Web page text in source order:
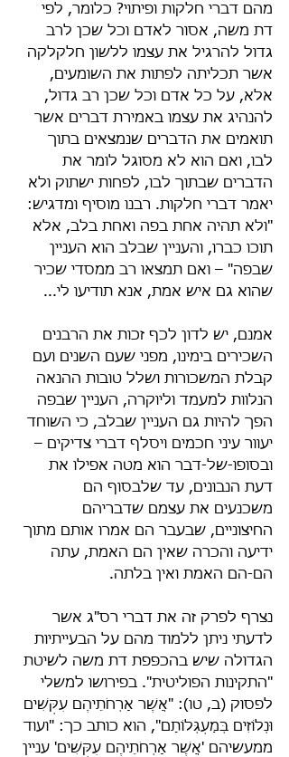
מהם דברי חלקות ופיתוי? כלומר, לפי
דת משה, אסור לאדם וכל שכן לרב
גדול להרגיל את עצמו ללשון חלקלקה
אשר תכליתה לפתות את השומעים,
אלא, על כל אדם וכל שכן רב גדול,
להנהיג את עצמו באמירת דברים אשר
תואמים את הדברים שנמצאים בתוך
לבו, ואם הוא לא מסוגל לומר את
הדברים שבתוך לבו, לפחות ישתוק ולא
יאמר דברי חלקות. רבנו מוסיף ומדגיש:
"ולא תהיה אחת בפה ואחת בלב, אלא
תוכו כברו, והעניין שבלב הוא העניין
שבפה" – ואם תמצאו רב ממסדי שכיר
שהוא גם איש אמת, אנא תודיעו לי...
אמנם, יש לדון לכף זכות את הרבנים
השכירים בימינו, מפני שעם השנים ועם
קבלת המשכורות ושלל טובות ההנאה
הנלוות למעמד וליוקרה, העניין שבפה
הפך להיות גם העניין שבלב, כי השוחד
יעוור עיני חכמים ויסלף דברי צדיקים –
ובסופו-של-דבר הוא מטה אפילו את
דעת הנבונים, עד שלבסוף הם
משכנעים את עצמם שדבריהם
החיצוניים, שבעבר הם אמרו אותם מתוך
ידיעה והכרה שאין הם האמת, עתה
הם-הם האמת ואין בלתה.
נצרף לפרק זה את דברי רס"ג אשר
לדעתי ניתן ללמוד מהם על הבעייתיות
הגדולה שיש בהכפּפת דת משה לשיטת
"התקינות הפוליטית". בפירושו למשלי
לפסוק (ב, טו): "אֲשֶׁר אָרְחֹתֵיהֶם עִקְּשִׁים
וּנְלוֹזִים בְּמַעְגְּלוֹתָם", הוא כותב כך: "ועוד
ממעשיהם 'אֲשֶׁר אָרְחֹתֵיהֶם עִקְּשִׁים' עניין